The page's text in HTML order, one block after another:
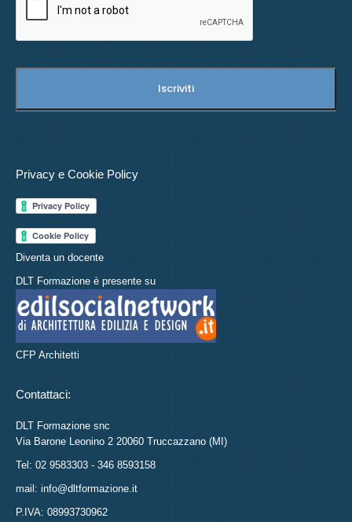
Privacy e Cookie Policy
Diventa un docente
DLT Formazione è presente su
CFP Architetti
Contattaci:
DLT Formazione snc
Via Barone Leonino 2 20060 Truccazzano (MI)
Tel: 02 9583303 - 346 8593158
mail: info@dltformazione.it
P.IVA: 08993730962